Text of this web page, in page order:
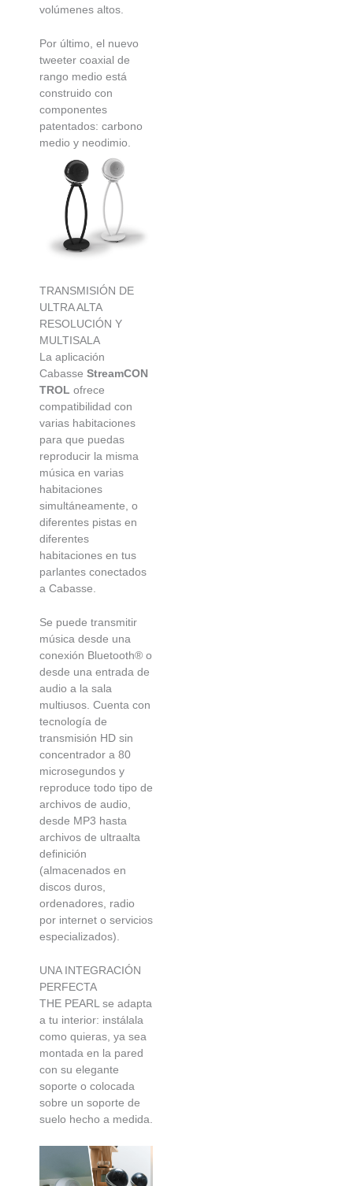
volúmenes altos.
Por último, el nuevo
tweeter coaxial de
rango medio está
construido con
componentes
patentados: carbono
medio y neodimio.
TRANSMISIÓN DE
ULTRA ALTA
RESOLUCIÓN Y
MULTISALA
La aplicación
Cabasse StreamCON
TROL ofrece
compatibilidad con
varias habitaciones
para que puedas
reproducir la misma
música en varias
habitaciones
simultáneamente, o
diferentes pistas en
diferentes
habitaciones en tus
parlantes conectados
a Cabasse.
Se puede transmitir
música desde una
conexión Bluetooth® o
desde una entrada de
audio a la sala
multiusos. Cuenta con
tecnología de
transmisión HD sin
concentrador a 80
microsegundos y
reproduce todo tipo de
archivos de audio,
desde MP3 hasta
archivos de ultraalta
definición
(almacenados en
discos duros,
ordenadores, radio
por internet o servicios
especializados).
UNA INTEGRACIÓN
PERFECTA
THE PEARL se adapta
a tu interior: instálala
como quieras, ya sea
montada en la pared
con su elegante
soporte o colocada
sobre un soporte de
suelo hecho a medida.